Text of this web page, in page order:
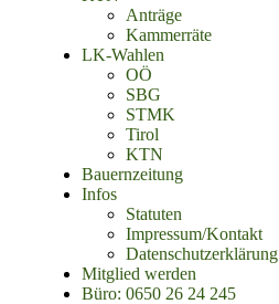
Anträge
Kammerräte
LK-Wahlen
OÖ
SBG
STMK
Tirol
KTN
Bauernzeitung
Infos
Statuten
Impressum/Kontakt
Datenschutzerklärung
Mitglied werden
Büro: 0650 26 24 245